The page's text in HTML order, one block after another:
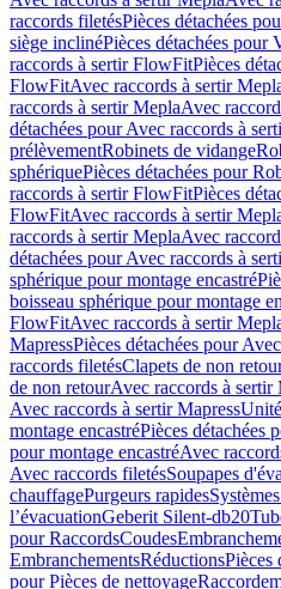
raccords filetésPièces détachées
siège inclinéPièces détachées pour
raccords à sertir FlowFitPièces
FlowFitAvec raccords à sertir
raccords à sertir MeplaAvec
détachées pour Avec raccords à
prélèvementRobinets de vidange
sphériquePièces détachées pour
raccords à sertir FlowFitPièces
FlowFitAvec raccords à sertir
raccords à sertir MeplaAvec
détachées pour Avec raccords à
sphérique pour montage encastré
boisseau sphérique pour montage
FlowFitAvec raccords à sertir
MapressPièces détachées pour
raccords filetésClapets de non
de non retourAvec raccords à sertir
Avec raccords à sertir Mapress
montage encastréPièces détachées
pour montage encastréAvec
Avec raccords filetésSoupapes
chauffagePurgeurs rapides
l’évacuationGeberit Silent-db20
pour RaccordsCoudes
EmbranchementsRéductionsPièces
pour Pièces de nettoyage